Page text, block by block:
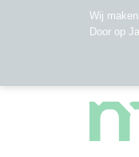
Wij
Door op